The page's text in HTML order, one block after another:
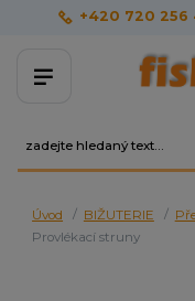
+420 720 256
Úvod BIŽUTERIE
Provlékací struny